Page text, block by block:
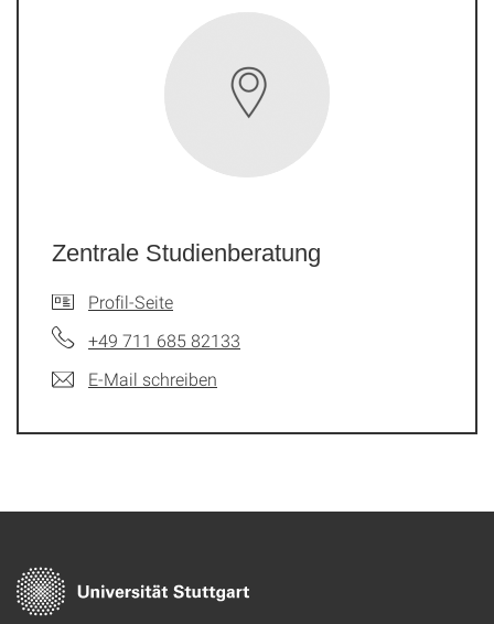
Zentrale Studienberatung
Profil-Seite
+49 711 685 82133
E-Mail schreiben